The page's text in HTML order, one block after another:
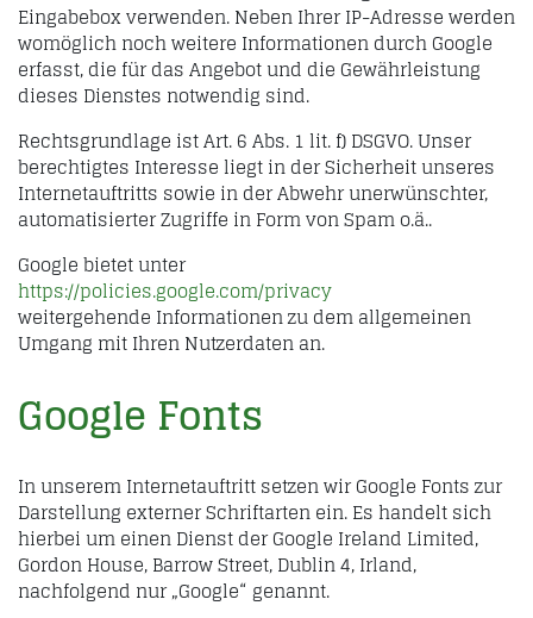
Eingabebox verwenden. Neben Ihrer IP-Adresse werden
womöglich noch weitere Informationen durch Google
erfasst, die für das Angebot und die Gewährleistung
dieses Dienstes notwendig sind.
Rechtsgrundlage ist Art. 6 Abs. 1 lit. f) DSGVO. Unser
berechtigtes Interesse liegt in der Sicherheit unseres
Internetauftritts sowie in der Abwehr unerwünschter,
automatisierter Zugriffe in Form von Spam o.ä..
Google bietet unter
https://policies.google.com/privacy
weitergehende Informationen zu dem allgemeinen
Umgang mit Ihren Nutzerdaten an.
Google Fonts
In unserem Internetauftritt setzen wir Google Fonts zur
Darstellung externer Schriftarten ein. Es handelt sich
hierbei um einen Dienst der Google Ireland Limited,
Gordon House, Barrow Street, Dublin 4, Irland,
nachfolgend nur „Google“ genannt.